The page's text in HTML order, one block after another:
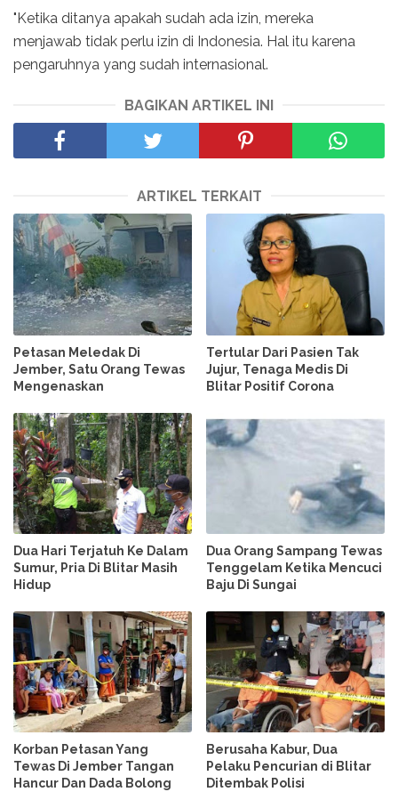
"Ketika ditanya apakah sudah ada izin, mereka
menjawab tidak perlu izin di Indonesia. Hal itu karena
pengaruhnya yang sudah internasional.
BAGIKAN ARTIKEL INI
ARTIKEL TERKAIT
Petasan Meledak Di
Jember, Satu Orang Tewas
Mengenaskan
Tertular Dari Pasien Tak
Jujur, Tenaga Medis Di
Blitar Positif Corona
Dua Hari Terjatuh Ke Dalam
Sumur, Pria Di Blitar Masih
Hidup
Dua Orang Sampang Tewas
Tenggelam Ketika Mencuci
Baju Di Sungai
Korban Petasan Yang
Tewas Di Jember Tangan
Hancur Dan Dada Bolong
Berusaha Kabur, Dua
Pelaku Pencurian di Blitar
Ditembak Polisi